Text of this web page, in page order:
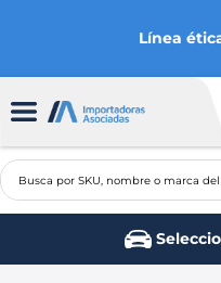
Línea
Busca por SKU, nombre